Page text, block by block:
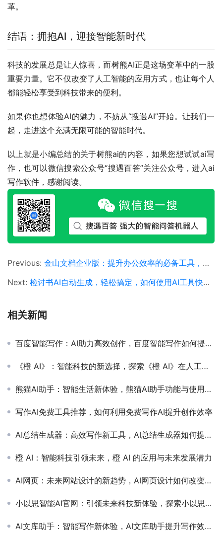
革。
结语：拥抱AI，迎接智能新时代
科技的发展总是让人惊喜，而树熊AI正是这场变革中的一股
重要力量。它不仅改变了人工智能的应用方式，也让每个人
都能轻松享受到科技带来的便利。
如果你也想体验AI的魅力，不妨从“搜遇AI”开始。让我们一
起，走进这个充满无限可能的智能时代。
以上就是小编总结的关于树熊ai的内容，如果您想试试ai写
作，也可以微信搜索公众号“搜遇百答”关注公众号，进入ai
写作软件，感谢阅读。
Previous: 金山文档企业版：提升办公效率的必备工具，金山文档企业版功能与优势详解
Next: 检讨书AI自动生成，轻松搞定，如何使用AI工具快速生成检讨书
相关新闻
百度智能写作：AI助力高效创作，百度智能写作如何提升内容创作效率
《橙 AI》：智能科技的新选择，探索《橙 AI》在人工智能领域的创新应用
熊猫AI助手：智能生活新体验，熊猫AI助手功能与使用指南
写作AI免费工具推荐，如何利用免费写作AI提升创作效率
AI总结生成器：高效写作新工具，AI总结生成器如何提升工作效率
橙 AI：智能科技引领未来，橙 AI 的应用与未来发展潜力
AI网页：未来网站设计的新趋势，AI网页设计如何改变现代用户体验
小以思智能AI官网：引领未来科技新体验，探索小以思智能AI官网的创新功能与应用场景
AI文库助手：智能写作新体验，AI文库助手提升写作效率与内容质量